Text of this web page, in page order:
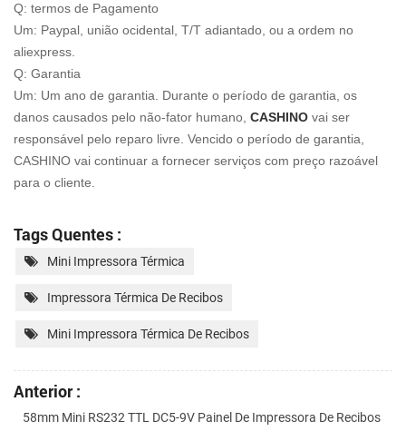
Q: termos de Pagamento
Um: Paypal, união ocidental, T/T adiantado, ou a ordem no
aliexpress.
Q: Garantia
Um: Um ano de garantia. Durante o período de garantia, os
danos causados pelo não-fator humano, CASHINO vai ser
responsável pelo reparo livre. Vencido o período de garantia,
CASHINO vai continuar a fornecer serviços com preço razoável
para o cliente.
Tags Quentes :
Mini Impressora Térmica
Impressora Térmica De Recibos
Mini Impressora Térmica De Recibos
Anterior :
58mm Mini RS232 TTL DC5-9V Painel De Impressora De Recibos